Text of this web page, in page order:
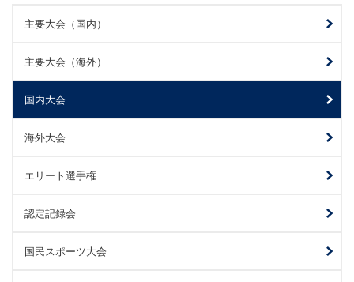
主要大会（国内）
主要大会（海外）
国内大会
海外大会
エリート選手権
認定記録会
国民スポーツ大会